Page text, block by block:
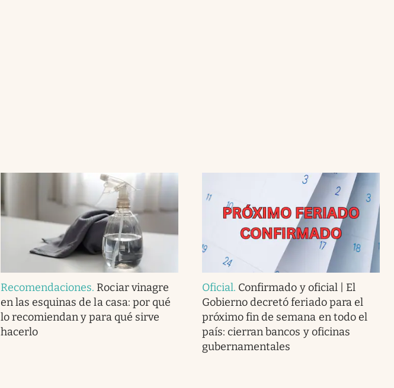
Recomendaciones. Rociar vinagre
en las esquinas de la casa: por qué
lo recomiendan y para qué sirve
hacerlo
Oficial. Confirmado y oficial | El
Gobierno decretó feriado para el
próximo fin de semana en todo el
país: cierran bancos y oficinas
gubernamentales